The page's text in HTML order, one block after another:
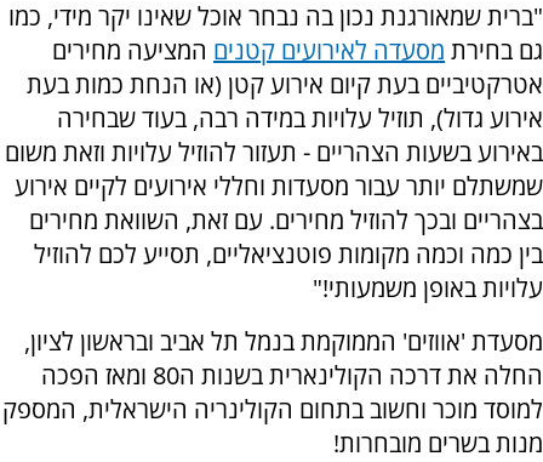
"ברית שמאורגנת נכון בה נבחר אוכל שאינו יקר מידי, כמו
גם בחירת מסעדה לאירועים קטנים המציעה מחירים
אטרקטיביים בעת קיום אירוע קטן (או הנחת כמות בעת
אירוע גדול), תוזיל עלויות במידה רבה, בעוד שבחירה
באירוע בשעות הצהריים - תעזור להוזיל עלויות וזאת משום
שמשתלם יותר עבור מסעדות וחללי אירועים לקיים אירוע
בצהריים ובכך להוזיל מחירים. עם זאת, השוואת מחירים
בין כמה וכמה מקומות פוטנציאליים, תסייע לכם להוזיל
עלויות באופן משמעותי!"
מסעדת 'אווזים' הממוקמת בנמל תל אביב ובראשון לציון,
החלה את דרכה הקולינארית בשנות ה80 ומאז הפכה
למוסד מוכר וחשוב בתחום הקולינריה הישראלית, המספק
מנות בשרים מובחרות!